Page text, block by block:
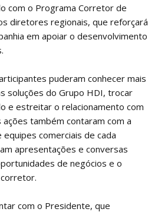
com o Programa Corretor de
diretores regionais, que reforçará
em apoiar o desenvolvimento
puderam conhecer mais
soluções do Grupo HDI, trocar
e estreitar o relacionamento com
ações também contaram com a
comerciais de cada
apresentações e conversas
de negócios e o
com o Presidente, que